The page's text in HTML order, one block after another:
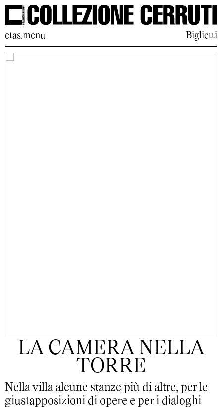
ctas.menu Biglietti
LA CAMERA NELLA
TORRE
Nella villa alcune stanze più di altre, per le
giustapposizioni di opere e per i dialoghi